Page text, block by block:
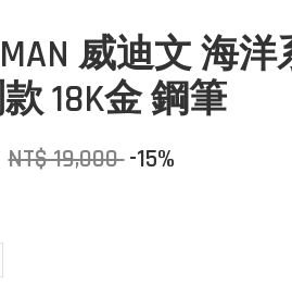
威迪文 海
18K金 鋼筆
NT$ 19,000-15%